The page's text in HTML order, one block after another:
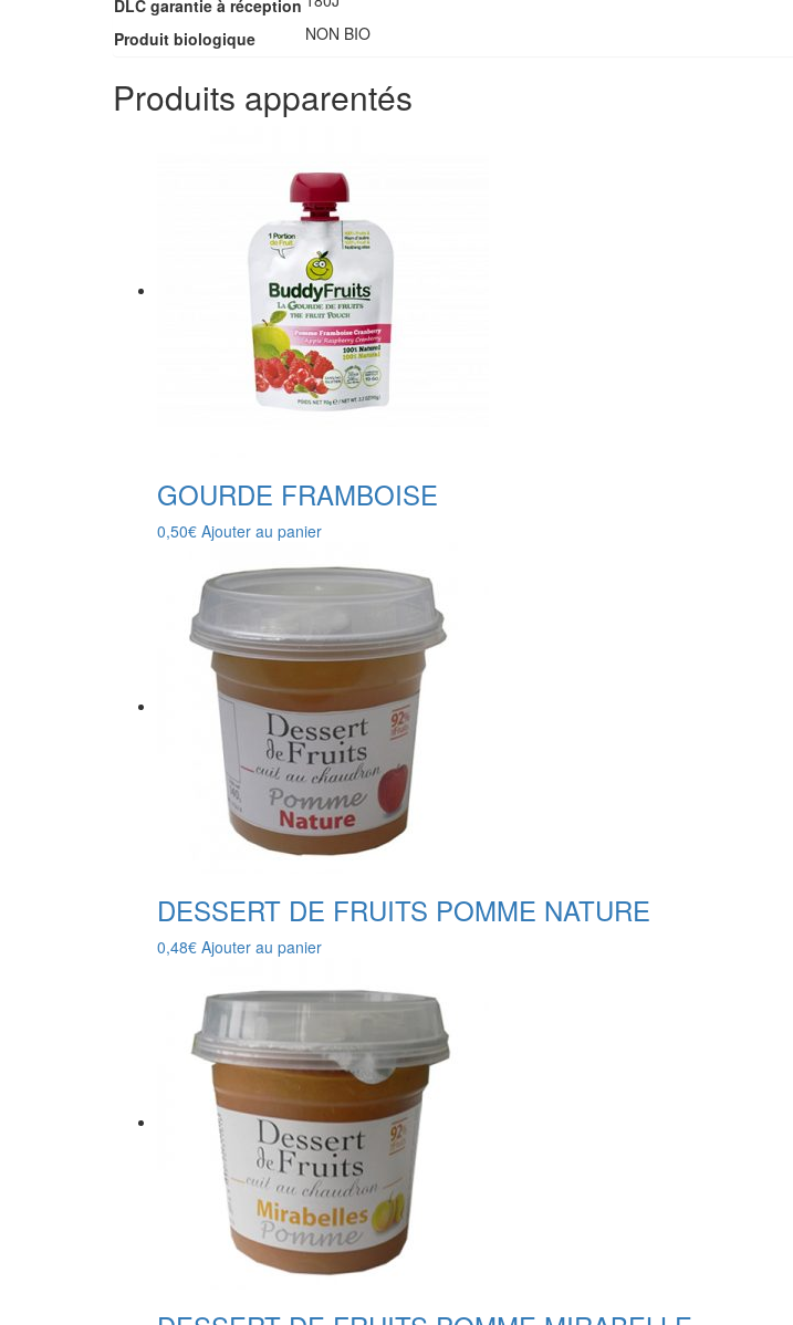
DLC garantie à réception
Produit biologique
NON BIO
Produits apparentés
GOURDE FRAMBOISE
0,50€ Ajouter au panier
DESSERT DE FRUITS POMME NATURE
0,48€ Ajouter au panier